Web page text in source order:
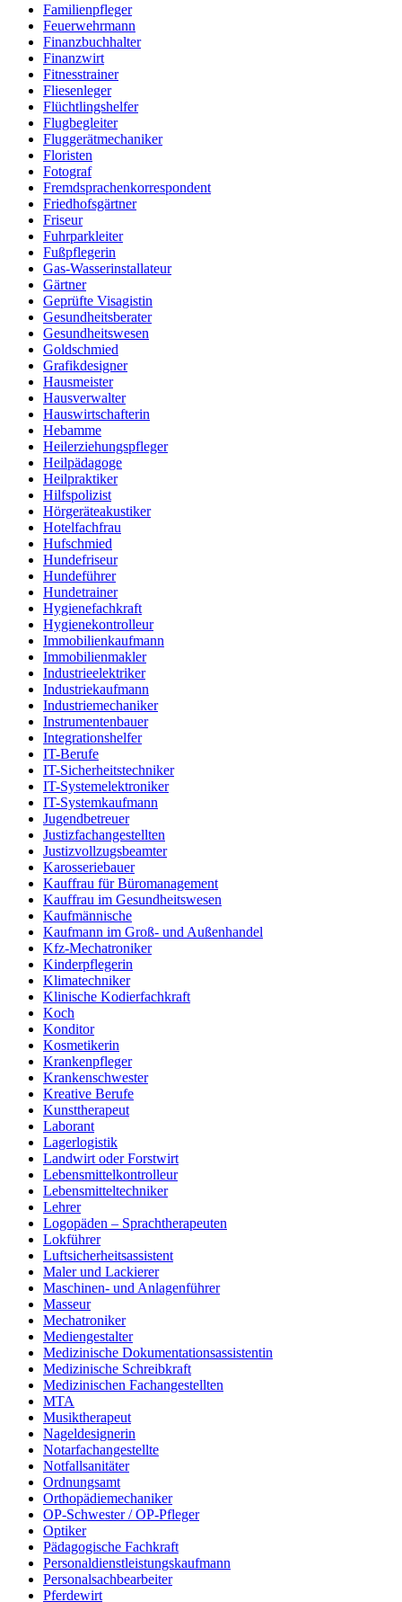
Familienpfleger
Feuerwehrmann
Finanzbuchhalter
Finanzwirt
Fitnesstrainer
Fliesenleger
Flüchtlingshelfer
Flugbegleiter
Fluggerätmechaniker
Floristen
Fotograf
Fremdsprachenkorrespondent
Friedhofsgärtner
Friseur
Fuhrparkleiter
Fußpflegerin
Gas-Wasserinstallateur
Gärtner
Geprüfte Visagistin
Gesundheitsberater
Gesundheitswesen
Goldschmied
Grafikdesigner
Hausmeister
Hausverwalter
Hauswirtschafterin
Hebamme
Heilerziehungspfleger
Heilpädagoge
Heilpraktiker
Hilfspolizist
Hörgeräteakustiker
Hotelfachfrau
Hufschmied
Hundefriseur
Hundeführer
Hundetrainer
Hygienefachkraft
Hygienekontrolleur
Immobilienkaufmann
Immobilienmakler
Industrieelektriker
Industriekaufmann
Industriemechaniker
Instrumentenbauer
Integrationshelfer
IT-Berufe
IT-Sicherheitstechniker
IT-Systemelektroniker
IT-Systemkaufmann
Jugendbetreuer
Justizfachangestellten
Justizvollzugsbeamter
Karosseriebauer
Kauffrau für Büromanagement
Kauffrau im Gesundheitswesen
Kaufmännische
Kaufmann im Groß- und Außenhandel
Kfz-Mechatroniker
Kinderpflegerin
Klimatechniker
Klinische Kodierfachkraft
Koch
Konditor
Kosmetikerin
Krankenpfleger
Krankenschwester
Kreative Berufe
Kunsttherapeut
Laborant
Lagerlogistik
Landwirt oder Forstwirt
Lebensmittelkontrolleur
Lebensmitteltechniker
Lehrer
Logopäden – Sprachtherapeuten
Lokführer
Luftsicherheitsassistent
Maler und Lackierer
Maschinen- und Anlagenführer
Masseur
Mechatroniker
Mediengestalter
Medizinische Dokumentationsassistentin
Medizinische Schreibkraft
Medizinischen Fachangestellten
MTA
Musiktherapeut
Nageldesignerin
Notarfachangestellte
Notfallsanitäter
Ordnungsamt
Orthopädiemechaniker
OP-Schwester / OP-Pfleger
Optiker
Pädagogische Fachkraft
Personaldienstleistungskaufmann
Personalsachbearbeiter
Pferdewirt